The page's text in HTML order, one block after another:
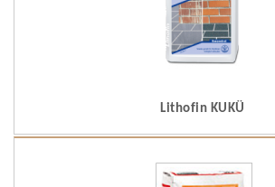
Lithofin KUKÜ